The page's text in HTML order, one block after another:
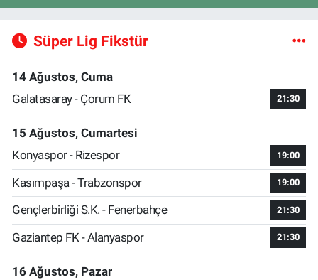
Süper Lig Fikstür
14 Ağustos, Cuma
Galatasaray - Çorum FK
21:30
15 Ağustos, Cumartesi
Konyaspor - Rizespor
19:00
Kasımpaşa - Trabzonspor 19:00
Gençlerbirliği S.K. - Fenerbahçe 21:30
Gaziantep FK - Alanyaspor 21:30
16 Ağustos, Pazar